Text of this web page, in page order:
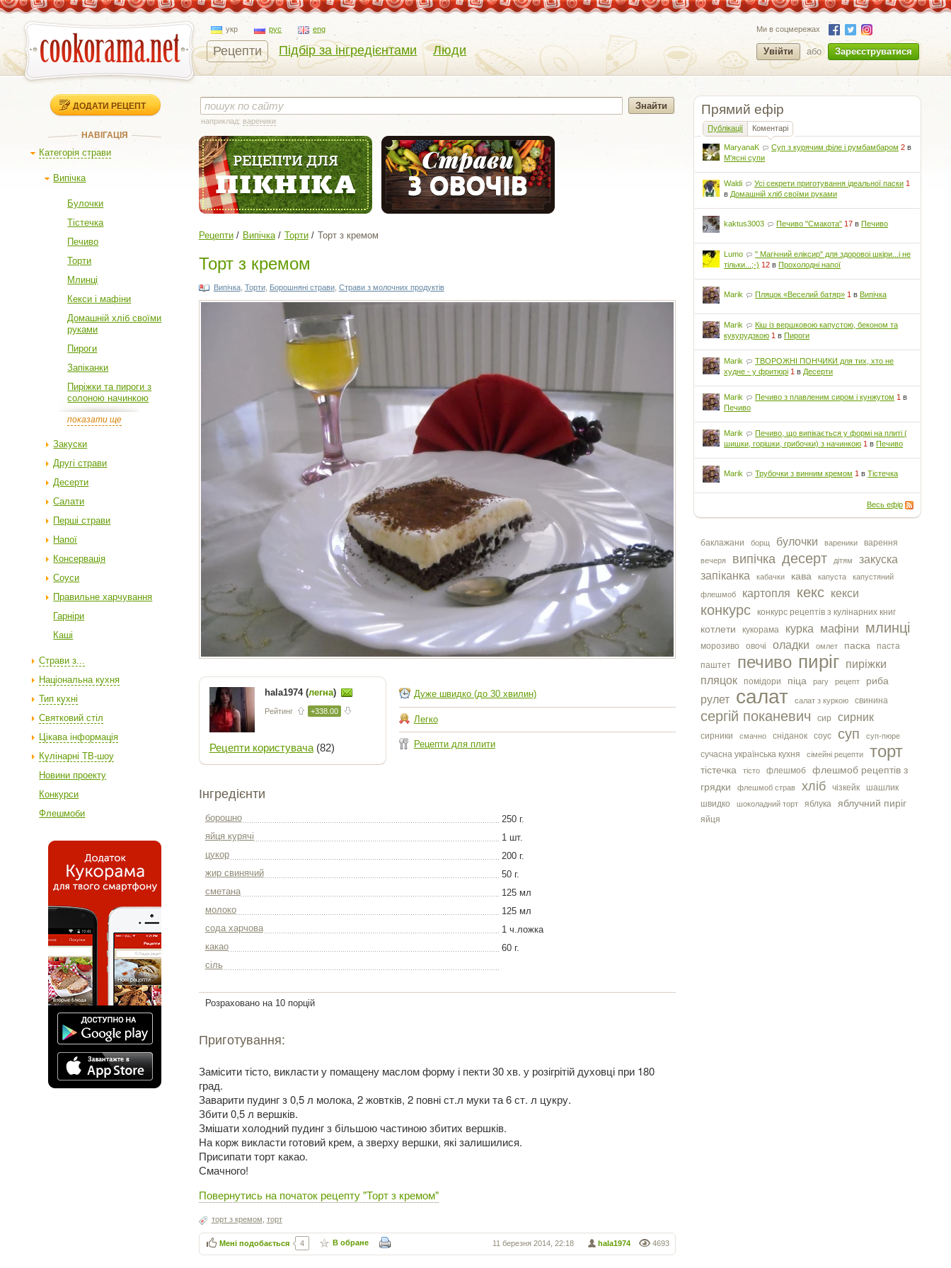
укр рус eng
Рецепти Підбір за інгредієнтами Люди
Ми в соцмережах
Увійти або Зареєструватися
ДОДАТИ РЕЦЕПТ
НАВІГАЦІЯ
Категорія страви
Випічка
Булочки
Тістечка
Печиво
Торти
Млинці
Кекси і мафіни
Домашній хліб своїми
руками
Пироги
Запіканки
Пиріжки та пироги з
солоною начинкою
показати ще
Закуски
Другі страви
Десерти
Салати
Перші страви
Напої
Консервація
Соуси
Правильне харчування
Гарніри
Каші
Страви з...
Національна кухня
Тип кухні
Святковий стіл
Цікава інформація
Кулінарні ТВ-шоу
Новини проекту
Конкурси
Флешмоби
Прямий ефір
Публікації Коментарі
MaryanaK Суп з курячим філе і румбамбаром 2 в
М'ясні супи
Waldi Усі секрети приготування ідеальної паски 1
в Домашній хліб своїми руками
kaktus3003 Печиво "Смакота" 17 вПечиво
Lumo
" Магічний еліксир" для здоровоі шкіри...і не
тільки...;-) 12 вПрохолодні напої
Marik Пляцок «Веселий батяр» 1 вВипічка
Marik
Кіш із вершковою капустою, беконом та
кукурудзкою 1 вПироги
Marik
ТВОРОЖНІ ПОНЧИКИ для тих, хто не
худне - у фритюрі 1 в Десерти
Marik Печиво з плавленим сиром і кунжутом 1 в
Печиво
Marik
Печиво, що випікається у формі на плиті (
шишки, горішки, грибочки) з начинкою 1 вПечиво
Marik Трубочки з винним кремом 1 вТістечка
Весь ефір
баклажани борщ булочки вареники варення
вечеря випічка десерт дітям
закуска
запіканка
кабачки кава капуста капустяний
флешмоб картопля кекс кекси
конкурс конкурс рецептів з кулінарних книг
котлети кукорама курка мафіни млинці
морозиво овочі оладки омлет паска
паста
паштет
печиво пиріг пиріжки
пляцок
помідори піца рагу рецепт риба
рулет салат салат з куркою свинина
сергiй поканевич сир сирник
сирники смачно сніданок соус суп суп-пюре
сучасна українська кухня сімейні рецепти торт
тістечка тісто флешмоб
флешмоб рецептів з
грядки
флешмоб страв хліб чізкейк
шашлик
швидко
шоколадний торт яблука яблучний пиріг
яйця
наприклад: вареники
Рецепти Випічка Торти Торт з кремом
Торт з кремом
Випічка, Торти, Борошняні страви, Страви з молочних продуктів
hala1974 (легна)
Рейтинг +338.00
Рецепти користувача(82)
Дуже швидко (до 30 хвилин)
Легко
Рецепти для плити
Інгредієнти
борошно
250 г.
яйця курячі
1 шт.
цукор
200 г.
жир свинячий
50 г.
сметана
125 мл
молоко
125 мл
сода харчова
1 ч.ложка
какао
60 г.
сіль
Розраховано на 10 порцій
Приготування:
Замісити тісто, викласти у помащену маслом форму і пекти 30 хв. у розігрітій духовці при 180
град.
Заварити пудинг з 0,5 л молока, 2 жовтків, 2 повні ст.л муки та 6 ст. л цукру.
Збити 0,5 л вершків.
Змішати холодний пудинг з більшою частиною збитих вершків.
На корж викласти готовий крем, а зверху вершки, які залишилися.
Присипати торт какао.
Смачного!
Повернутись на початок рецепту "Торт з кремом"
торт з кремом торт
4693
hala1974
11 березня 2014, 22:18
Мені подобається 4 В обране